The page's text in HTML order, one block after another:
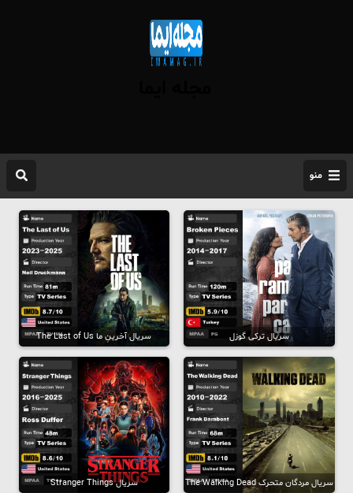
منو
سریال ترکی گوزل سریال آخرینِ ما The Last of Us
سریال مردگان متحرک The Walking Dead سریال Stranger Things